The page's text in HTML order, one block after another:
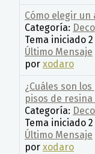
Cómo elegir
Categoría:
Tema iniciado
Último Mensaje
por xodaro
¿Cuáles son
pisos de resina
Categoría:
Tema iniciado
Último Mensaje
por xodaro